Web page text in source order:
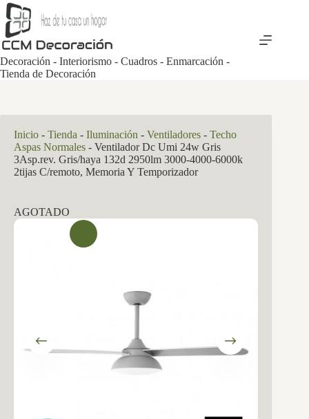
Saltar
al
contenido
Decoración - Interiorismo - Cuadros - Enmarcación -
Tienda de Decoración
Inicio - Tienda - Iluminación - Ventiladores - Techo
Aspas Normales - Ventilador Dc Umi 24w Gris
3Asp.rev. Gris/haya 132d 2950lm 3000-4000-6000k
2tijas C/remoto, Memoria Y Temporizador
AGOTADO